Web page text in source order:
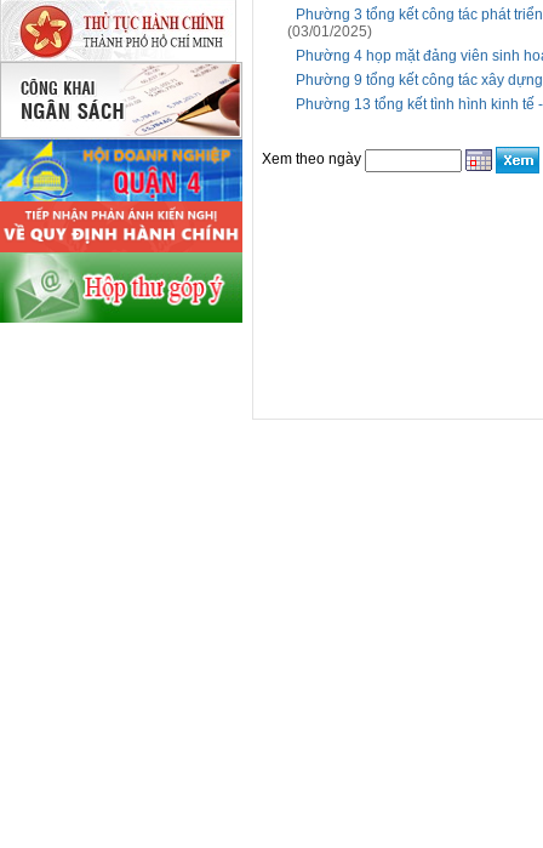
Phường 3 tổng kết công tác phát
(03/01/2025)
Phường 4 họp mặt đảng viên sinh
Phường 9 tổng kết công tác xây
Phường 13 tổng kết tình hình kinh tế
Xem theo ngày